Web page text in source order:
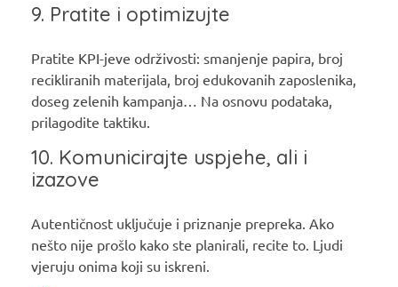
9. Pratite i optimizujte
Pratite KPI-jeve održivosti: smanjenje papira, broj
recikliranih materijala, broj edukovanih zaposlenika,
doseg zelenih kampanja… Na osnovu podataka,
prilagodite taktiku.
10. Komunicirajte uspjehe, ali i
izazove
Autentičnost uključuje i priznanje prepreka. Ako
nešto nije prošlo kako ste planirali, recite to. Ljudi
vjeruju onima koji su iskreni.